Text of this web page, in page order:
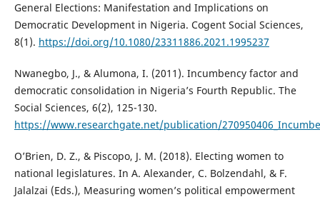
General Elections: Manifestation and Implications on
Democratic Development in Nigeria. Cogent Social Sciences,
8(1). https://doi.org/10.1080/23311886.2021.1995237
Nwanegbo, J., & Alumona, I. (2011). Incumbency factor and
democratic consolidation in Nigeria’s Fourth Republic. The
Social Sciences, 6(2), 125-130.
https://www.researchgate.net/publication/
O’Brien, D. Z., & Piscopo, J. M. (2018). Electing women to
national legislatures. In A. Alexander, C. Bolzendahl, & F.
Jalalzai (Eds.), Measuring women’s political empowerment